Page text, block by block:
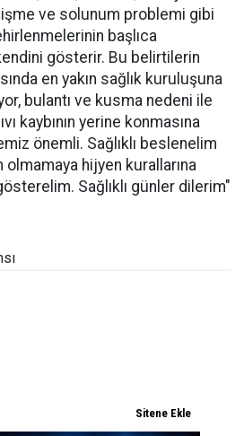
ve solunum problemi gibi
başlıca
gösterir. Bu belirtilerin
en yakın sağlık kuruluşuna
bulantı ve kusma nedeni ile
kaybının yerine konmasına
önemli. Sağlıklı beslenelim
olmamaya hijyen kurallarına
Sağlıklı günler dilerim"